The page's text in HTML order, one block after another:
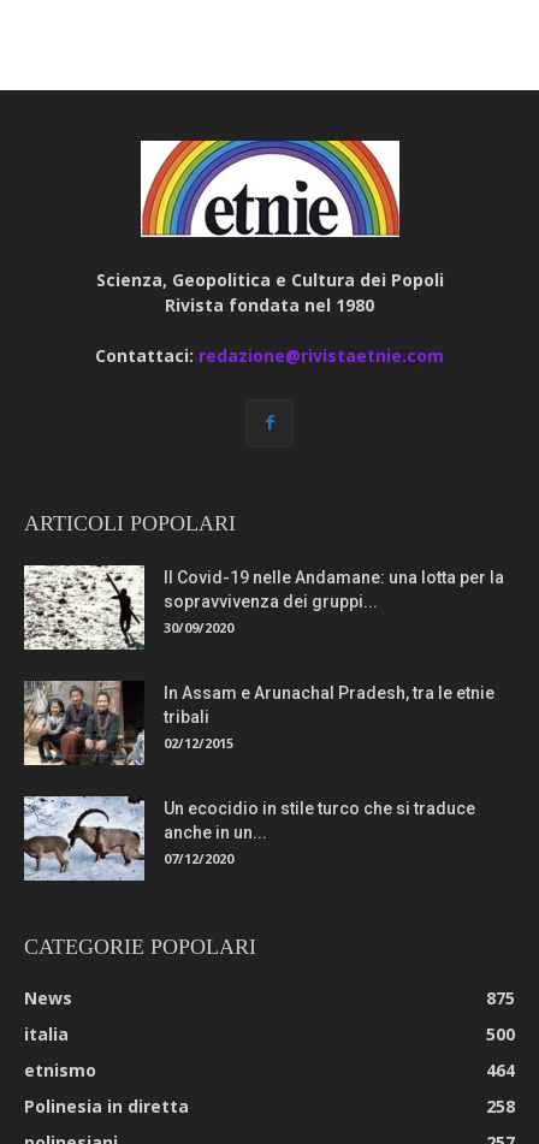
Scienza, Geopolitica e Cultura dei Popoli
Rivista fondata nel 1980
Contattaci: redazione@rivistaetnie.com
ARTICOLI POPOLARI
Il Covid-19 nelle Andamane: una lotta per la
sopravvivenza dei gruppi...
30/09/2020
In Assam e Arunachal Pradesh, tra le etnie
tribali
02/12/2015
Un ecocidio in stile turco che si traduce
anche in un...
07/12/2020
CATEGORIE POPOLARI
News
875
italia
500
etnismo
464
Polinesia in diretta
258